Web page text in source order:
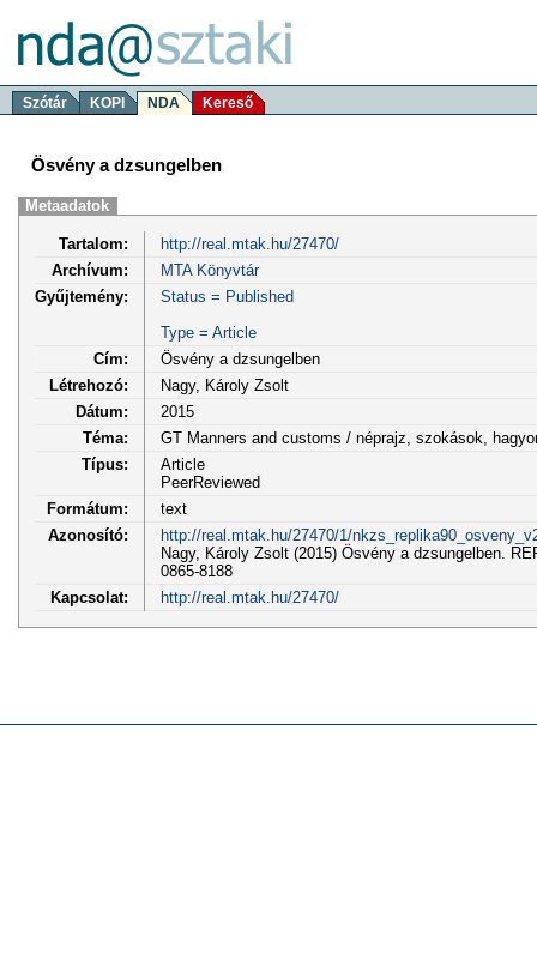
Szótár KOPI NDA Kereső
Ösvény a dzsungelben
Metaadatok
Tartalom:
http://real.mtak.hu/27470/
Archívum:
MTA Könyvtár
Gyűjtemény:
Status = Published
Type = Article
Cím:
Ösvény a dzsungelben
Létrehozó:
Nagy, Károly Zsolt
Dátum:
2015
Téma:
GT Manners and customs / néprajz, szokások,
Típus:
Article
PeerReviewed
Formátum:
text
Azonosító:
http://real.mtak.hu/27470/1/
Nagy, Károly Zsolt (2015) Ösvény a dzsungelben.
0865-8188
Kapcsolat:
http://real.mtak.hu/27470/